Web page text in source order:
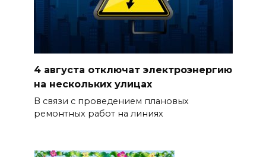
4 августа отключат электроэнергию
на нескольких улицах
В связи с проведением плановых
ремонтных работ на линиях